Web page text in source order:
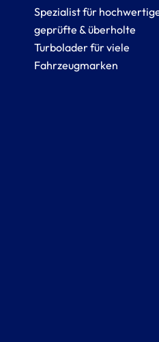
Spezialist für
geprüfte & überholte
Turbolader für viele
Fahrzeugmarken